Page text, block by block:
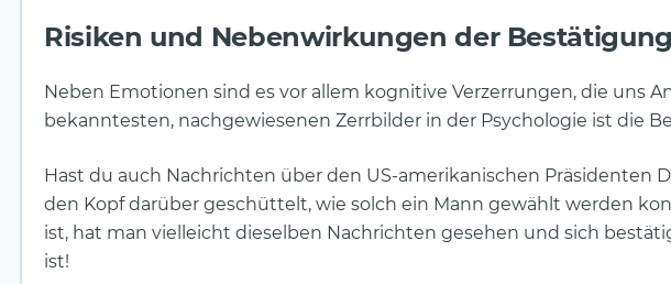
Risiken und Nebenwirkungen der
Neben Emotionen sind es vor allem kognitive Verzerrungen, die uns
bekanntesten, nachgewiesenen Zerrbilder in der Psychologie ist die
Hast du auch Nachrichten über den US-amerikanischen Präsidenten
den Kopf darüber geschüttelt, wie solch ein Mann gewählt werden
ist, hat man vielleicht dieselben Nachrichten gesehen und sich
ist!